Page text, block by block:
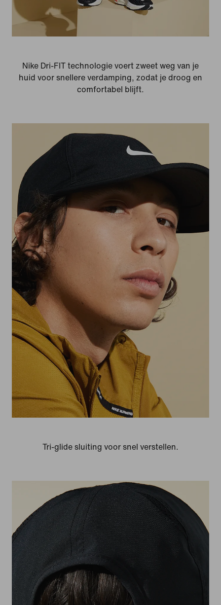
Nike Dri-FIT technologie voert zweet weg van je
huid voor snellere verdamping, zodat je droog en
comfortabel blijft.
Tri-glide sluiting voor snel verstellen.